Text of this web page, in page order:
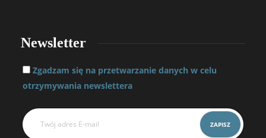
Newsletter
Zgadzam się na przetwarzanie danych w celu
otrzymywania newslettera